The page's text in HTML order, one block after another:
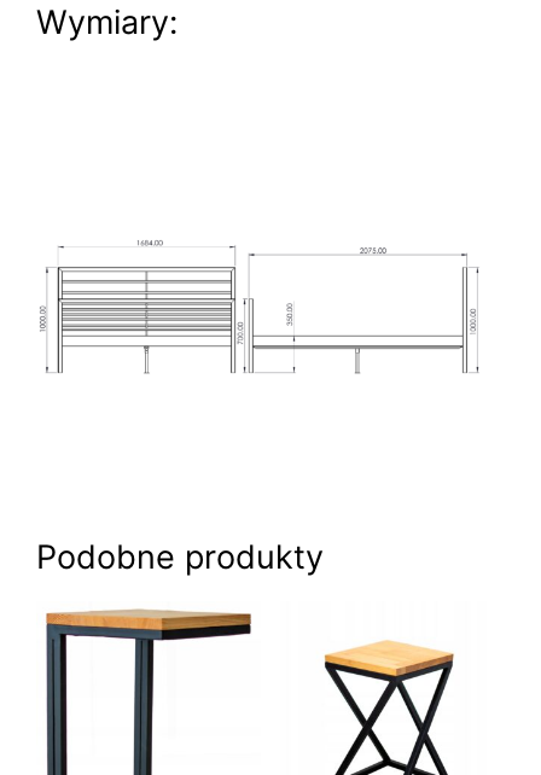
Wymiary:
Podobne produkty